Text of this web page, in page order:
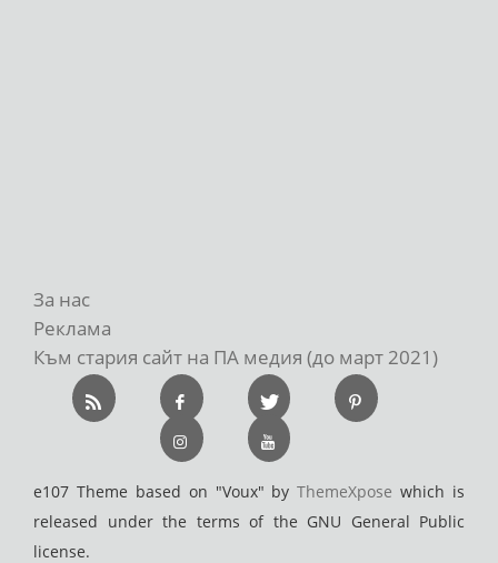
За нас
Реклама
Към стария сайт на ПА медия (до март 2021)
e107 Theme based on "Voux" byThemeXpose which is
released under the terms of the GNU General Public
license.